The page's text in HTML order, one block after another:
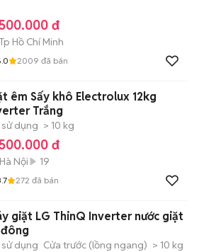
đ
Tp Hồ Chí Minh
2009 đã bán
Sấy khô Electrolux 12kg
Trắng
dụng > 10 kg
đ
Hà Nội
19
272 đã bán
giặt LG ThinQ Inverter nước giặt
dụng Cửa trước (lồng ngang) > 10 kg